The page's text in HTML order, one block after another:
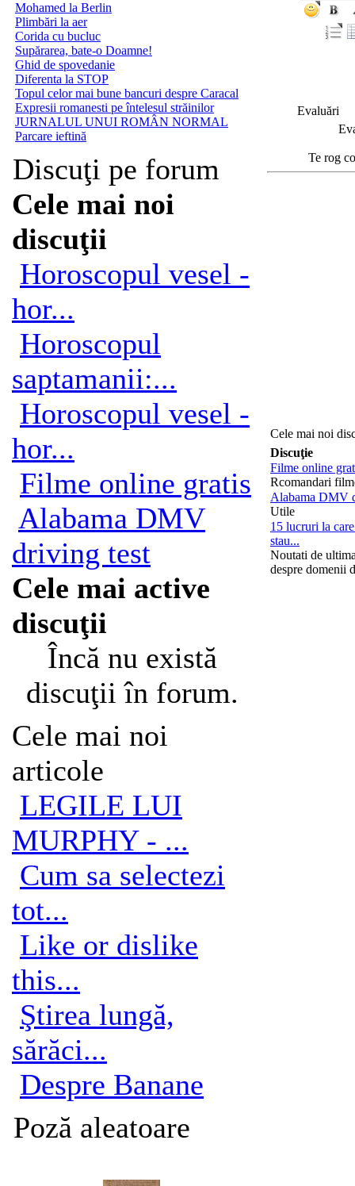
Mohamed la Berlin
Plimbări la aer
Corida cu bucluc
Supărarea, bate-o Doamne!
Ghid de spovedanie
Diferenta la STOP
Topul celor mai bune bancuri despre Caracal
Expresii romanesti pe întelesul străinilor
JURNALUL UNUI ROMÂN NORMAL
Parcare ieftină
Discuţi pe forum
Cele mai noi
discuţii
Horoscopul vesel -
hor...
Horoscopul
saptamanii:...
Horoscopul vesel -
hor...
Filme online gratis
Alabama DMV
driving test
Cele mai active
discuţii
Încă nu există
discuţii în forum.
Cele mai noi
articole
LEGILE LUI
MURPHY - ...
Cum sa selectezi
tot...
Like or dislike
this...
Ştirea lungă,
sărăci...
Despre Banane
Poză aleatoare
Evaluări
Te rog
Cele mai noi
Discuţie
Filme online
Rcomandari
Alabama DMV
Utile
15 lucruri la
stau...
Noutati de
despre domenii